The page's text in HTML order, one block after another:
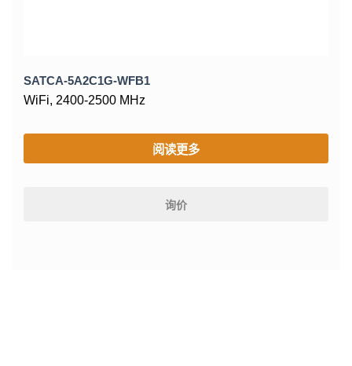
SATCA-5A2C1G-WFB1
WiFi, 2400-2500 MHz
阅读更多
询价